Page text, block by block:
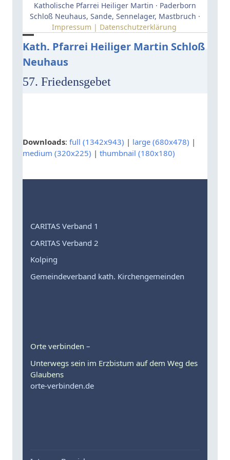
Katholische Pfarrei Heiliger Martin · Paderborn
Schloß Neuhaus, Sande, Sennelager, Mastbruch ·
Impressum | Datenschutzerklärung
Kath. Pfarrei Heiliger Martin Schloß
Neuhaus
Open
mobile
menu
Close
mobile
menu
57. Friedensgebet
Downloads: full (1342x943) | large (680x478) |
medium (320x225) | thumbnail (180x180)
CARITAS Verband 1
CARITAS Verband 2
Kolping
Gemeindeverband kath. Kirchengemeinden
Orte verbinden –
Unterwegs sein im Erzbistum auf dem Weg des
Glaubens
orte-verbinden.de